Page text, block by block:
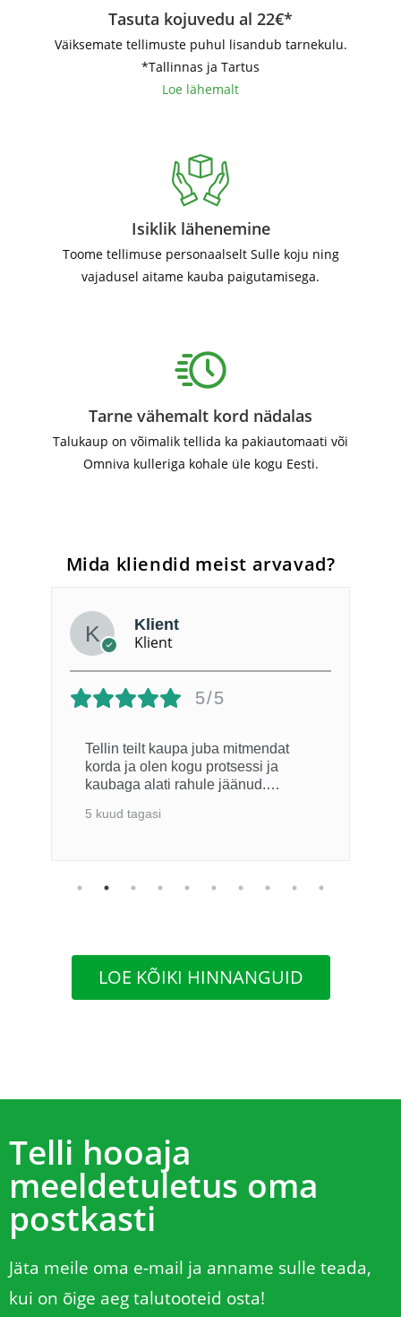
Tasuta kojuvedu al 22€*
Väiksemate tellimuste puhul lisandub tarnekulu.
*Tallinnas ja Tartus
Loe lähemalt
Isiklik lähenemine
Toome tellimuse personaalselt Sulle koju ning
vajadusel aitame kauba paigutamisega.
Tarne vähemalt kord nädalas
Talukaup on võimalik tellida ka pakiautomaati või
Omniva kulleriga kohale üle kogu Eesti.
Mida kliendid meist arvavad?
Klient
Klient
5/5
Tellin teilt kaupa juba mitmendat
korda ja olen kogu protsessi ja
kaubaga alati rahule jäänud.
Lõuna-Eesti kartulipõllud on vee all.
olnud kõrge kvaliteediga. Kui
perele tagada varajaselt värske
kartuli. Olen küll juba 74-aastane,
5 kuud tagasi
LOE KÕIKI HINNANGUID
Telli hooaja
meeldetuletus oma
postkasti
Jäta meile oma e-mail ja anname sulle teada,
kui on õige aeg talutooteid osta!